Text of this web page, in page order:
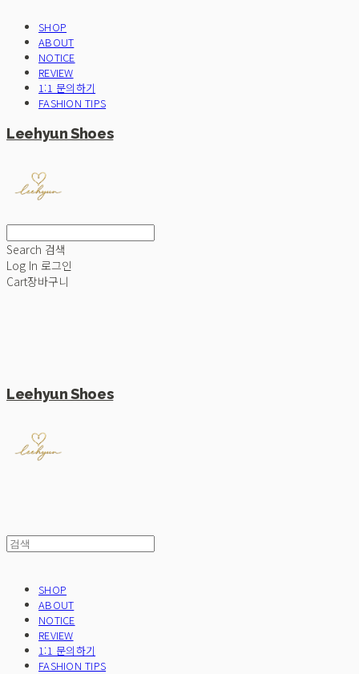
SHOP
ABOUT
NOTICE
REVIEW
1:1 문의하기
FASHION TIPS
Leehyun Shoes
Search 검색
Log In 로그인
Cart장바구니
Leehyun Shoes
SHOP
ABOUT
NOTICE
REVIEW
1:1 문의하기
FASHION TIPS